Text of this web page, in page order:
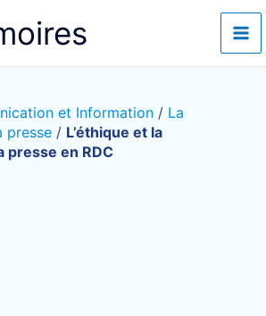
et Information / La
presse / L’éthique et la
presse en RDC